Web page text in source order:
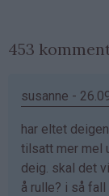
453
susanne -
har eltet
tilsatt mer mel
deig. skal det
å rulle? i så